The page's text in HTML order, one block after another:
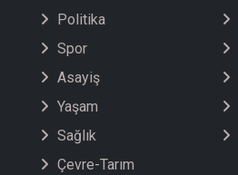
Politika
Spor
Asayiş
Yaşam
Sağlık
Çevre-Tarım